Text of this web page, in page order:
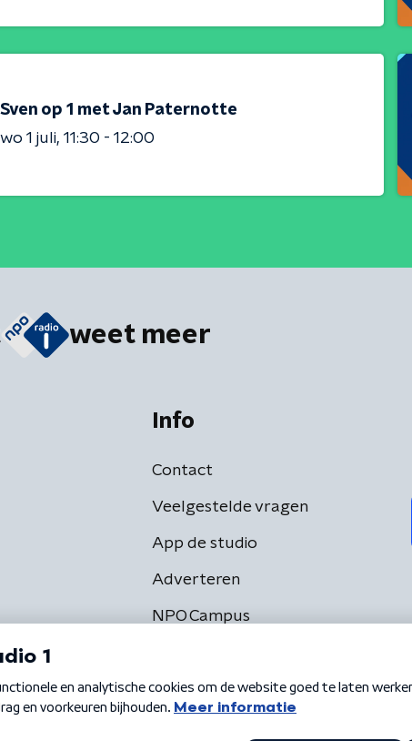
Sven op 1 met Jan Paternotte
wo 1 juli 11:30 - 12:00
weet meer
Info
Contact
Veelgestelde vragen
App de studio
Adverteren
NPO Campus
Privacybeleid